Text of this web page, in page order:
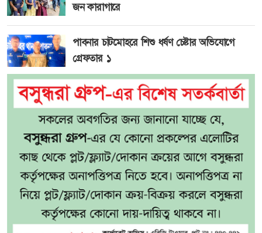
জন কারাগারে
পাবনার চাটমোহরে শিশু ধর্ষণ চেষ্টার অভিযোগে
গ্রেফতার ১